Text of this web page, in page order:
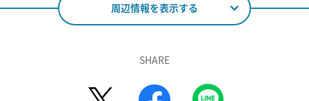
周辺情報を表示する
SHARE